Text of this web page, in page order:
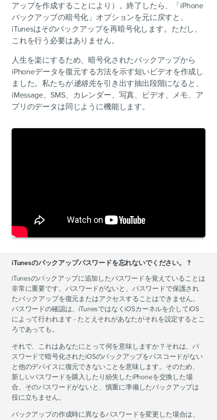
アップを作成することにより）。終了したら、「iPhone
バックアップの暗号化」オプションを元に戻すと、
iTunesはそのバックアップを再暗号化します。ただし、
これを行う必要はありません。
人生を楽にするため、暗号化されたバックアップから
iPhoneデータを復元する方法を示す短いビデオを作成し
ました。私たちが連絡先を引き出す抽出段階になると、
iMessage、SMS、カレンダー、写真、ビデオ、メモ、ア
プリのデータは同じように機能します。
iTunesのバックアップパスワードを忘れないでください。 ?
iTunesのバックアップに追加したパスワードを覚えていることは
非常に重要です。パスワードがないと、パスワードで保護され
たバックアップを復元またはアクセスすることはできません。
パスワードの確認は、iTunesではなくiOSカーネルを介してiOS
によって行われます - たとえそれがあなたがそれを設定するとこ
ろであっても。
それで、これはあなたにとって何を意味しますか？それは、パ
スワードで暗号化されたiOSのバックアップをパスコードがない
と他のデバイスに復元できないことを意味します。そのため、
新しいパスワードを購入したり紛失したiPhoneを交換した場
合、そのパスワードがないと、慎重に準備したバックアップは
役に立ちません。
バックアップの作成時に異なるパスワードを変更した場合は、